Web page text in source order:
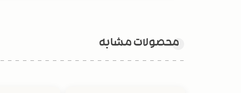
محصولات مشابه